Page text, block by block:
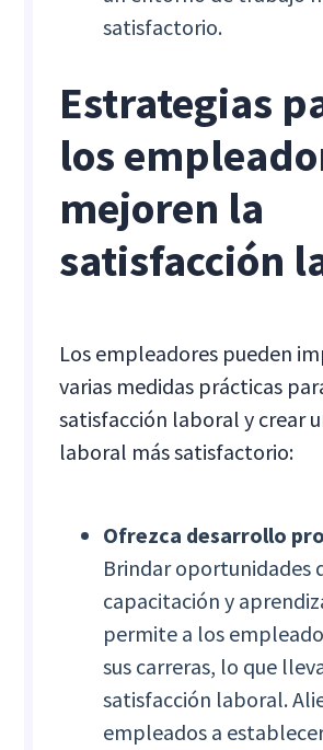
satisfactorio.
Estrategias
los
mejoren la
satisfacción
Los empleadores pueden
varias medidas prácticas
satisfacción laboral y crear
laboral más satisfactorio:
Ofrezca desarrollo
Brindar oportunidades
capacitación y
permite a los
sus carreras, lo que
satisfacción laboral.
empleados a